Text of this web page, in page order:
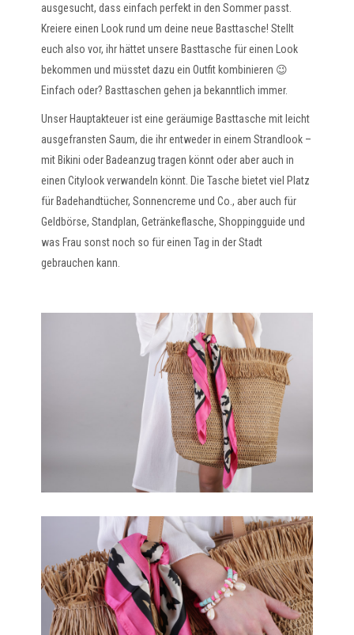
ausgesucht, dass einfach perfekt in den Sommer passt.
Kreiere einen Look rund um deine neue Basttasche! Stellt
euch also vor, ihr hättet unsere Basttasche für einen Look
bekommen und müsstet dazu ein Outfit kombinieren 😉
Einfach oder? Basttaschen gehen ja bekanntlich immer.
Unser Hauptakteuer ist eine geräumige Basttasche mit leicht
ausgefransten Saum, die ihr entweder in einem Strandlook –
mit Bikini oder Badeanzug tragen könnt oder aber auch in
einen Citylook verwandeln könnt. Die Tasche bietet viel Platz
für Badehandtücher, Sonnencreme und Co., aber auch für
Geldbörse, Standplan, Getränkeflasche, Shoppingguide und
was Frau sonst noch so für einen Tag in der Stadt
gebrauchen kann.